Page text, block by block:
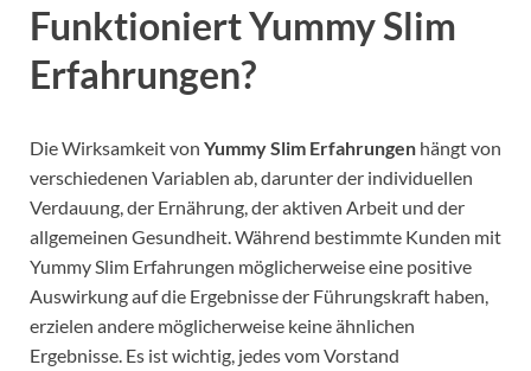
Funktioniert Yummy Slim
Erfahrungen?
Die Wirksamkeit von Yummy Slim Erfahrungen hängt von
verschiedenen Variablen ab, darunter der individuellen
Verdauung, der Ernährung, der aktiven Arbeit und der
allgemeinen Gesundheit. Während bestimmte Kunden mit
Yummy Slim Erfahrungen möglicherweise eine positive
Auswirkung auf die Ergebnisse der Führungskraft haben,
erzielen andere möglicherweise keine ähnlichen
Ergebnisse. Es ist wichtig, jedes vom Vorstand